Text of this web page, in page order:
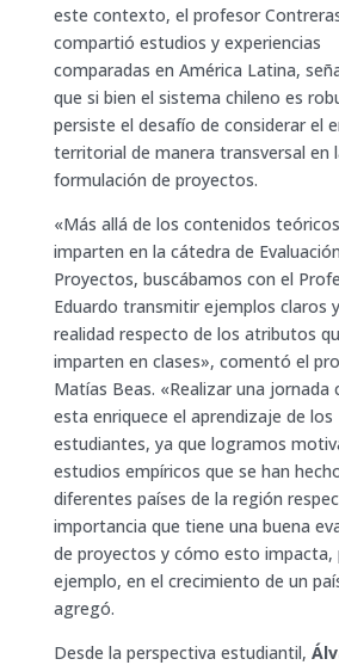
este contexto, el profesor
compartió estudios y experiencias
comparadas en América Latina,
que si bien el sistema chileno es
persiste el desafío de considerar el
territorial de manera transversal en
formulación de proyectos.
«Más allá de los contenidos
imparten en la cátedra de
Proyectos, buscábamos con el
Eduardo transmitir ejemplos claros
realidad respecto de los atributos
imparten en clases», comentó el
Matías Beas. «Realizar una jornada
esta enriquece el aprendizaje de los
estudiantes, ya que logramos
estudios empíricos que se han
diferentes países de la región
importancia que tiene una buena
de proyectos y cómo esto impacta,
ejemplo, en el crecimiento de un
agregó.
Desde la perspectiva estudiantil,